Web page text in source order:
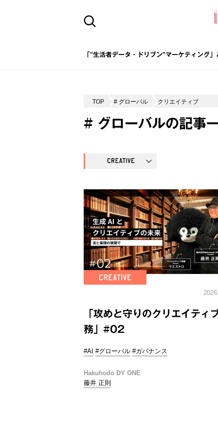
「"生活者データ・ドリブン"マーケティング」
TOP # グローバル クリエイティブ
# グローバルの記事
「攻めと守りのクリエイティ
務」#02
#AI #グローバル #ガバナンス
Hakuhodo DY ONE
藤井 正則